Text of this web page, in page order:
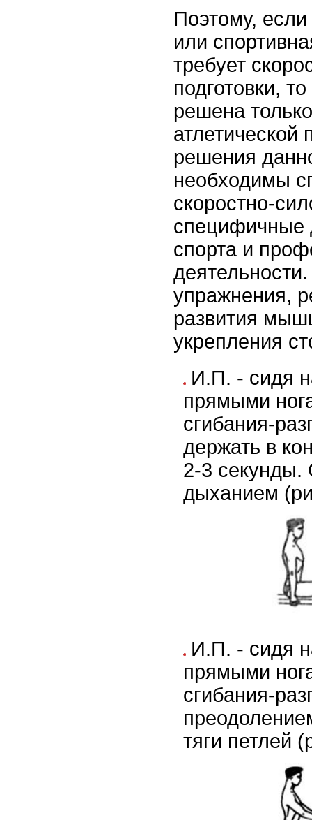
Поэтому,
или
требует
подготовки,
решена
атлетической
решения
необходимы
скоростно-
специфичные
спорта и
упражнения,
развития
укрепления
И.П. - сидя
прямыми
сгибания-
держать в
2-3 секунды.
дыханием
И.П. - сидя
прямыми
сгибания-
тяги петлей